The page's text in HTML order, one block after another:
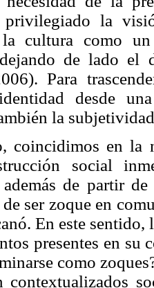
privilegiado la
cultura como un
de lado el
Para
desde
la
coincidimos en la
social
además de partir
ser zoque en
En este sentido,
presentes en
como
contextualizados